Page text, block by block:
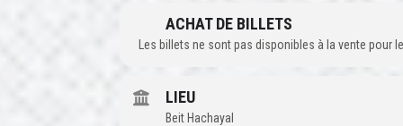
ACHAT DE BILLETS
Les billets ne sont pas disponibles à la vente pour
LIEU
Beit Hachayal